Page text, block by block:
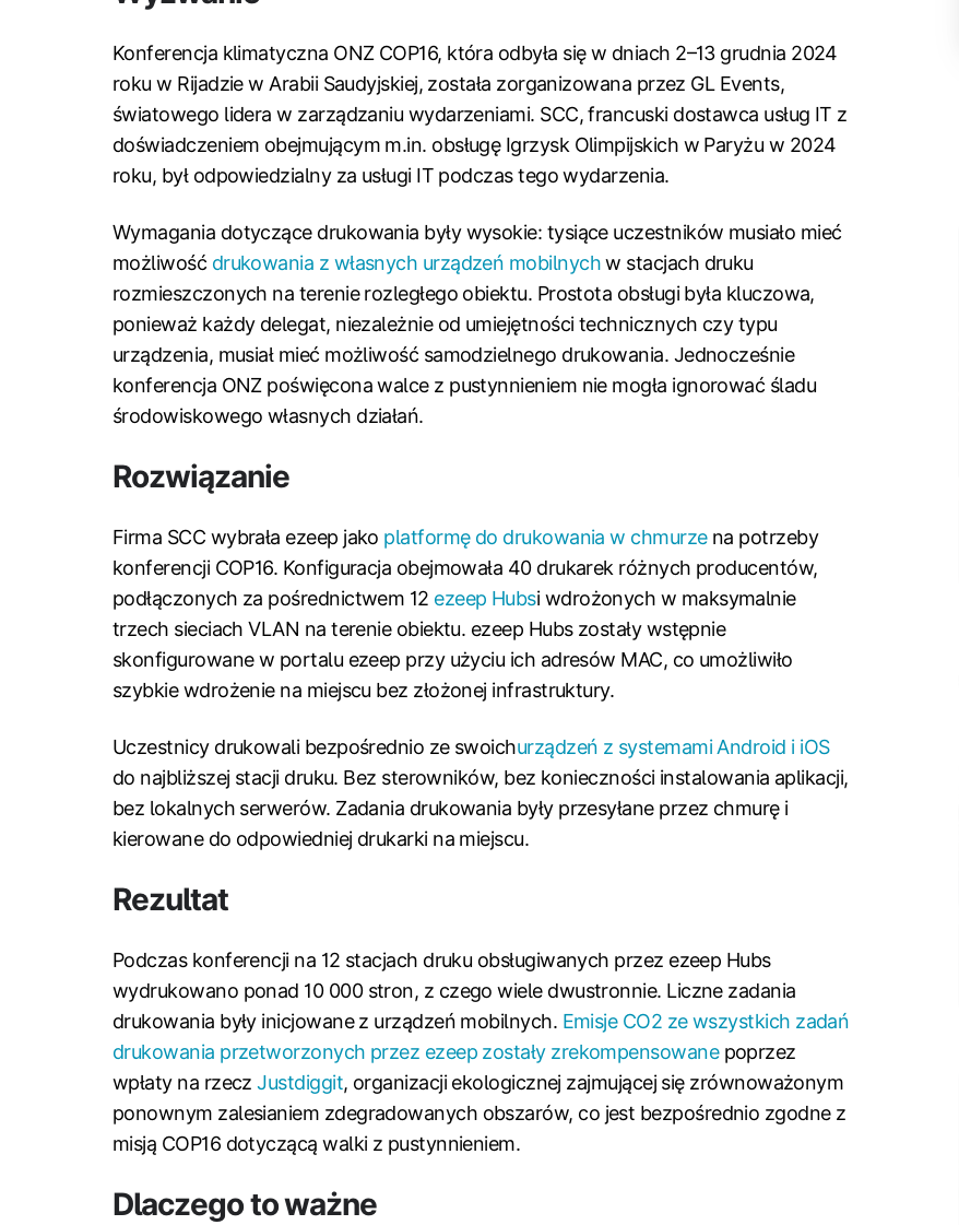
Konferencja klimatyczna ONZ COP16, która odbyła się w dniach 2–13 grudnia 2024
roku w Rijadzie w Arabii Saudyjskiej, została zorganizowana przez GL Events,
światowego lidera w zarządzaniu wydarzeniami. SCC, francuski dostawca usług IT z
doświadczeniem obejmującym m.in. obsługę Igrzysk Olimpijskich w Paryżu w 2024
roku, był odpowiedzialny za usługi IT podczas tego wydarzenia.
Wymagania dotyczące drukowania były wysokie: tysiące uczestników musiało mieć
możliwość drukowania z własnych urządzeń mobilnychw stacjach druku
rozmieszczonych na terenie rozległego obiektu. Prostota obsługi była kluczowa,
ponieważ każdy delegat, niezależnie od umiejętności technicznych czy typu
urządzenia, musiał mieć możliwość samodzielnego drukowania. Jednocześnie
konferencja ONZ poświęcona walce z pustynnieniem nie mogła ignorować śladu
środowiskowego własnych działań.
Rozwiązanie
Firma SCC wybrała ezeep jako platformę do drukowania w chmurzena potrzeby
konferencji COP16. Konfiguracja obejmowała 40 drukarek różnych producentów,
podłączonych za pośrednictwem 12 ezeep Hubsi wdrożonych w maksymalnie
trzech sieciach VLAN na terenie obiektu. ezeep Hubs zostały wstępnie
skonfigurowane w portalu ezeep przy użyciu ich adresów MAC, co umożliwiło
szybkie wdrożenie na miejscu bez złożonej infrastruktury.
Uczestnicy drukowali bezpośrednio ze swoichurządzeń z systemami Android i iOS
do najbliższej stacji druku. Bez sterowników, bez konieczności instalowania aplikacji,
bez lokalnych serwerów. Zadania drukowania były przesyłane przez chmurę i
kierowane do odpowiedniej drukarki na miejscu.
Rezultat
Podczas konferencji na 12 stacjach druku obsługiwanych przez ezeep Hubs
wydrukowano ponad 10 000 stron, z czego wiele dwustronnie. Liczne zadania
drukowania były inicjowane z urządzeń mobilnych. Emisje CO2 ze wszystkich zadań
drukowania przetworzonych przez ezeep zostały zrekompensowanepoprzez
wpłaty na rzeczJustdiggit, organizacji ekologicznej zajmującej się zrównoważonym
ponownym zalesianiem zdegradowanych obszarów, co jest bezpośrednio zgodne z
misją COP16 dotyczącą walki z pustynnieniem.
Dlaczego to ważne